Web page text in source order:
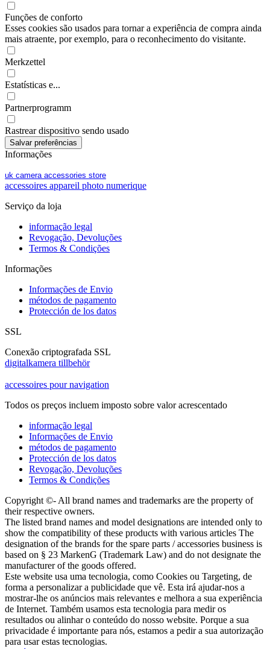
Funções de conforto
Esses cookies são usados para tornar a experiência de compra ainda
mais atraente, por exemplo, para o reconhecimento do visitante.
Merkzettel
Estatísticas e...
Partnerprogramm
Rastrear dispositivo sendo usado
Informações
uk camera accessories store
accessoires appareil photo numerique
Serviço da loja
informação legal
Revogação, Devoluções
Termos & Condições
Informações
Informações de Envio
métodos de pagamento
Protección de los datos
SSL
Conexão criptografada SSL
digitalkamera tillbehör
accessoires pour navigation
Todos os preços incluem imposto sobre valor acrescentado
informação legal
Informações de Envio
métodos de pagamento
Protección de los datos
Revogação, Devoluções
Termos & Condições
Copyright ©- All brand names and trademarks are the property of
their respective owners.
The listed brand names and model designations are intended only to
show the compatibility of these products with various articles The
designation of the brands for the spare parts / accessories business is
based on § 23 MarkenG (Trademark Law) and do not designate the
manufacturer of the goods offered.
Este website usa uma tecnologia, como Cookies ou Targeting, de
forma a personalizar a publicidade que vê. Esta irá ajudar-nos a
mostrar-lhe os anúncios mais relevantes e melhora a sua experiência
de Internet. Também usamos esta tecnologia para medir os
resultados ou alinhar o conteúdo do nosso website. Porque a sua
privacidade é importante para nós, estamos a pedir a sua autorização
para usar estas tecnologias.